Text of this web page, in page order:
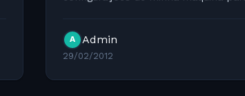
A Admin
29/02/2012